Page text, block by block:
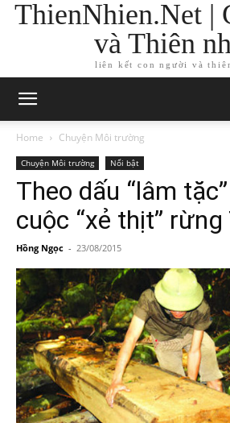
ThienNhien.Net |
và Thiên
liên kết con người và
Home Chuyện Môi trường
Chuyện Môi trường Nổi bật
Theo dấu “lâm
cuộc “xẻ thịt” rừng
Hồng Ngọc - 23/08/2015